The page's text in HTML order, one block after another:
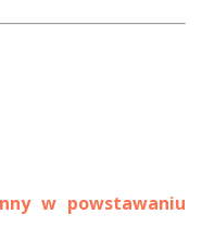
w powstawaniu